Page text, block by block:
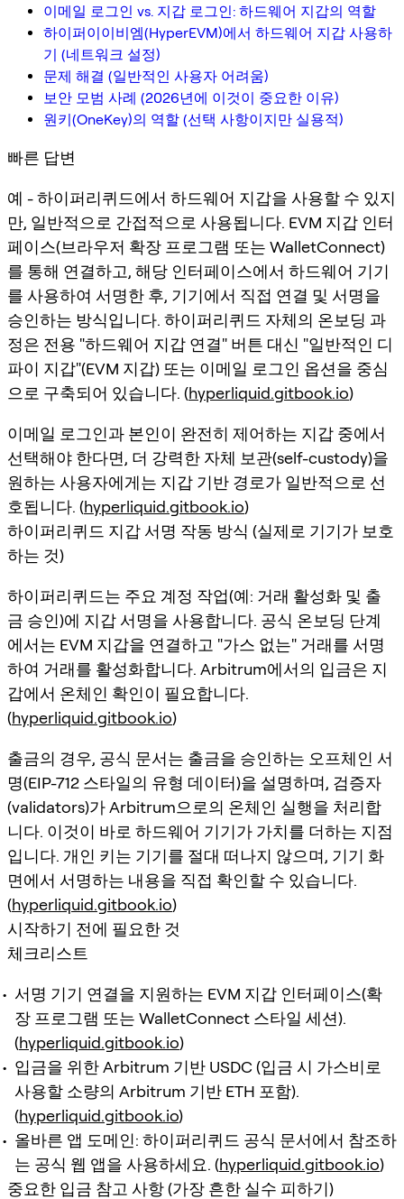
이메일 로그인 vs. 지갑 로그인: 하드웨어 지갑의 역할
하이퍼이이비엠(HyperEVM)에서 하드웨어 지갑 사용하
기 (네트워크 설정)
문제 해결 (일반적인 사용자 어려움)
보안 모범 사례 (2026년에 이것이 중요한 이유)
원키(OneKey)의 역할 (선택 사항이지만 실용적)
빠른 답변
예 - 하이퍼리퀴드에서 하드웨어 지갑을 사용할 수 있지
만, 일반적으로 간접적 으로 사용됩니다. EVM 지갑 인터
페이스(브라우저 확장 프로그램 또는 WalletConnect)
를 통해 연결하고, 해당 인터페이스에서 하드웨어 기기
를 사용하여 서명한 후, 기기에서 직접 연결 및 서명을
승인하는 방식입니다. 하이퍼리퀴드 자체의 온보딩 과
정은 전용 "하드웨어 지갑 연결" 버튼 대신 "일반적인 디
파이 지갑"(EVM 지갑) 또는 이메일 로그인 옵션을 중심
으로 구축되어 있습니다. (hyperliquid.gitbook.io)
이메일 로그인과 본인이 완전히 제어하는 지갑 중에서
선택해야 한다면, 더 강력한 자체 보관(self-custody)을
원하는 사용자에게는 지갑 기반 경로가 일반적으로 선
호됩니다. (hyperliquid.gitbook.io)
하이퍼리퀴드 지갑 서명 작동 방식 (실제로 기기가 보호
하는 것)
하이퍼리퀴드는 주요 계정 작업(예: 거래 활성화 및 출
금 승인)에 지갑 서명을 사용합니다. 공식 온보딩 단계
에서는 EVM 지갑을 연결하고 "가스 없는" 거래를 서명
하여 거래를 활성화합니다. Arbitrum에서의 입금은 지
갑에서 온체인 확인이 필요합니다.
(hyperliquid.gitbook.io)
출금의 경우, 공식 문서는 출금을 승인하는 오프체인 서
명(EIP-712 스타일의 유형 데이터)을 설명하며, 검증자
(validators)가 Arbitrum으로의 온체인 실행을 처리합
니다. 이것이 바로 하드웨어 기기가 가치를 더하는 지점
입니다. 개인 키는 기기를 절대 떠나지 않으며, 기기 화
면에서 서명하는 내용을 직접 확인할 수 있습니다.
(hyperliquid.gitbook.io)
시작하기 전에 필요한 것
체크리스트
서명 기기 연결을 지원하는 EVM 지갑 인터페이스(확
장 프로그램 또는 WalletConnect 스타일 세션).
(hyperliquid.gitbook.io)
입금을 위한 Arbitrum 기반 USDC (입금 시 가스비로
사용할 소량의 Arbitrum 기반 ETH 포함).
(hyperliquid.gitbook.io)
올바른 앱 도메인: 하이퍼리퀴드 공식 문서에서 참조하
는 공식 웹 앱을 사용하세요. (hyperliquid.gitbook.io)
중요한 입금 참고 사항 (가장 흔한 실수 피하기)